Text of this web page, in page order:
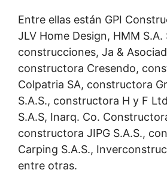
Entre ellas están GPI
JLV Home Design, HMM S.A.
construcciones, Ja &
constructora Cresendo,
Colpatria SA, constructora
S.A.S., constructora H y F
S.A.S, Inarq. Co.
constructora JIPG S.A.S.,
Carping S.A.S.,
entre otras.